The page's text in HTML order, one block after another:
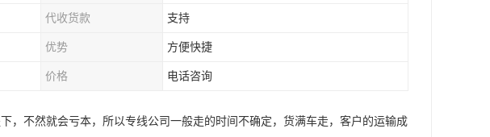
代收货款 支持
优势 方便快捷
价格 电话咨询
，不然就会亏本，所以专线公司一般走的时间不确定，货满车走，客户的运输成